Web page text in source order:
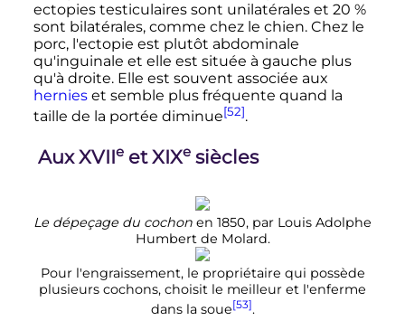
ectopies testiculaires sont unilatérales et 20 %
sont bilatérales, comme chez le chien. Chez le
porc, l'ectopie est plutôt abdominale
qu'inguinale et elle est située à gauche plus
qu'à droite. Elle est souvent associée aux
hernieset semble plus fréquente quand la
taille de la portée diminue[52].
AuxXVIIe et XIXe siècles
Le dépeçage du cochon en 1850, par Louis Adolphe
Humbert de Molard.
Pour l'engraissement, le propriétaire qui possède
plusieurs cochons, choisit le meilleur et l'enferme
dans la soue[53].